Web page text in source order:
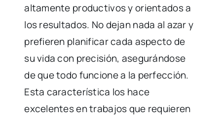
altamente productivos y orientados a
los resultados. No dejan nada al azar y
prefieren planificar cada aspecto de
su vida con precisión, asegurándose
de que todo funcione a la perfección.
Esta característica los hace
excelentes en trabajos que requieren